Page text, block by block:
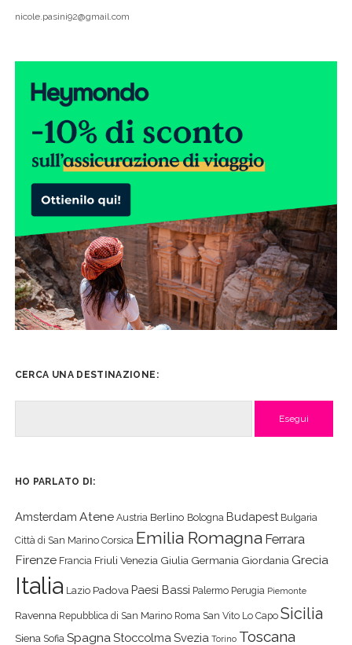
nicole.pasini92@gmail.com
CERCA UNA DESTINAZIONE:
HO PARLATO DI:
Amsterdam Atene Austria Berlino Bologna Budapest Bulgaria
Città di San Marino Corsica Emilia Romagna Ferrara
Firenze Francia Friuli Venezia Giulia Germania Giordania Grecia
Italia Lazio Padova Paesi Bassi Palermo Perugia Piemonte
Ravenna Repubblica di San Marino Roma San Vito Lo Capo Sicilia
Siena Sofia SpagnaStoccolma Svezia Torino Toscana